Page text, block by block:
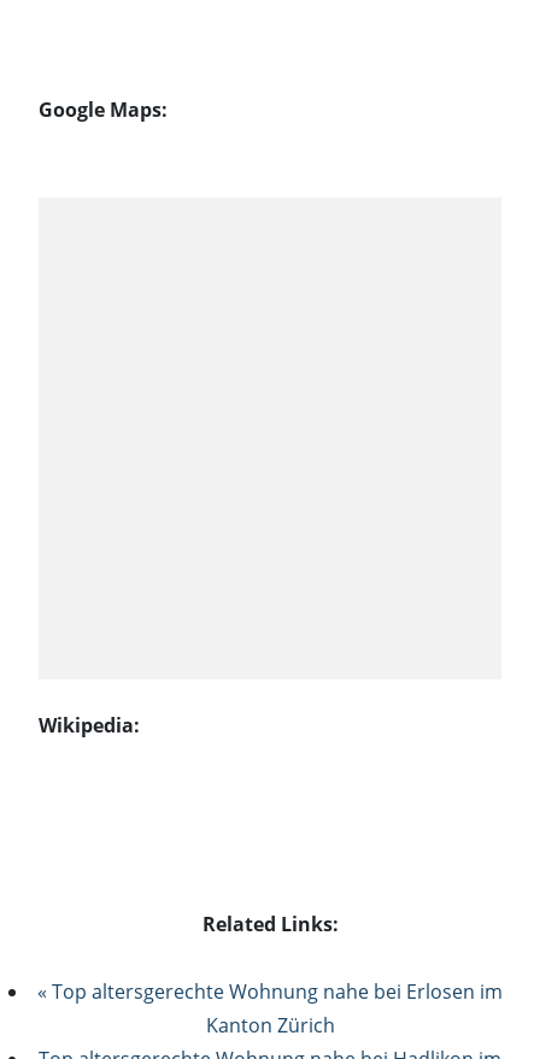
Google Maps:
Wikipedia:
Related Links:
« Top altersgerechte Wohnung nahe bei Erlosen im
Kanton Zürich